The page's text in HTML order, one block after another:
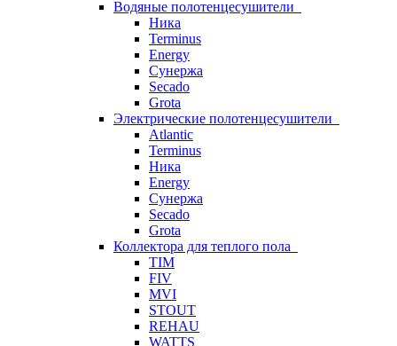
Водяные полотенцесушители
Ника
Terminus
Energy
Сунержа
Secado
Grota
Электрические полотенцесушители
Atlantic
Terminus
Ника
Energy
Сунержа
Secado
Grota
Коллектора для теплого пола
TIM
FIV
MVI
STOUT
REHAU
WATTS